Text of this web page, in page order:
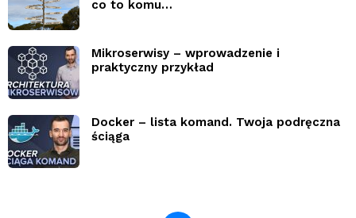
co to komu…
Mikroserwisy – wprowadzenie i
praktyczny przykład
Docker – lista komand. Twoja podręczna
ściąga